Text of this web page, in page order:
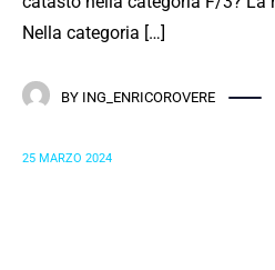
Nella categoria […]
BY ING_ENRICOROVERE
25 MARZO 2024